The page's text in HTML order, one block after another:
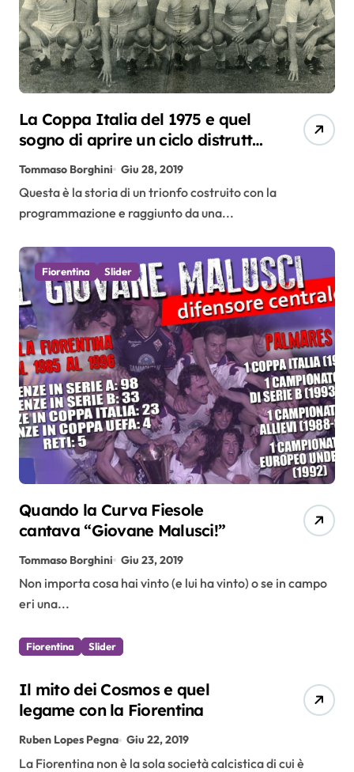
La Coppa Italia del 1975 e quel
sogno di aprire un ciclo distrutto
dalla malasorte
Tommaso Borghini Giu 28, 2019
Questa è la storia di un trionfo costruito con la
programmazione e raggiunto da una...
Fiorentina Slider
Quando la Curva Fiesole
cantava “Giovane Malusci!”
Tommaso Borghini Giu 23, 2019
Non importa cosa hai vinto (e lui ha vinto) o se in campo
eri una...
Fiorentina Slider
Il mito dei Cosmos e quel
legame con la Fiorentina
Ruben Lopes Pegna Giu 22, 2019
La Fiorentina non è la sola società calcistica di cui è